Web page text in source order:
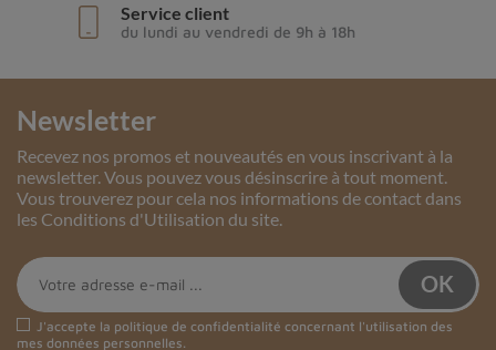
Service client
du lundi au vendredi de 9h à 18h
Newsletter
Recevez nos promos et nouveautés en vous inscrivant à la
newsletter. Vous pouvez vous désinscrire à tout moment.
Vous trouverez pour cela nos informations de contact dans
les Conditions d'Utilisation du site.
J'accepte la politique de confidentialité concernant l'utilisation des
mes données personnelles.